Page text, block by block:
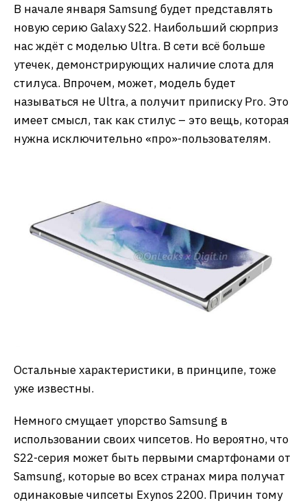
В начале января Samsung будет представлять
новую серию Galaxy S22. Наибольший сюрприз
нас ждёт с моделью Ultra. В сети всё больше
утечек, демонстрирующих наличие слота для
стилуса. Впрочем, может, модель будет
называться не Ultra, а получит приписку Pro. Это
имеет смысл, так как стилус – это вещь, которая
нужна исключительно «про»-пользователям.
Остальные характеристики, в принципе, тоже
уже известны.
Немного смущает упорство Samsung в
использовании своих чипсетов. Но вероятно, что
S22-серия может быть первыми смартфонами от
Samsung, которые во всех странах мира получат
одинаковые чипсеты Exynos 2200. Причин тому